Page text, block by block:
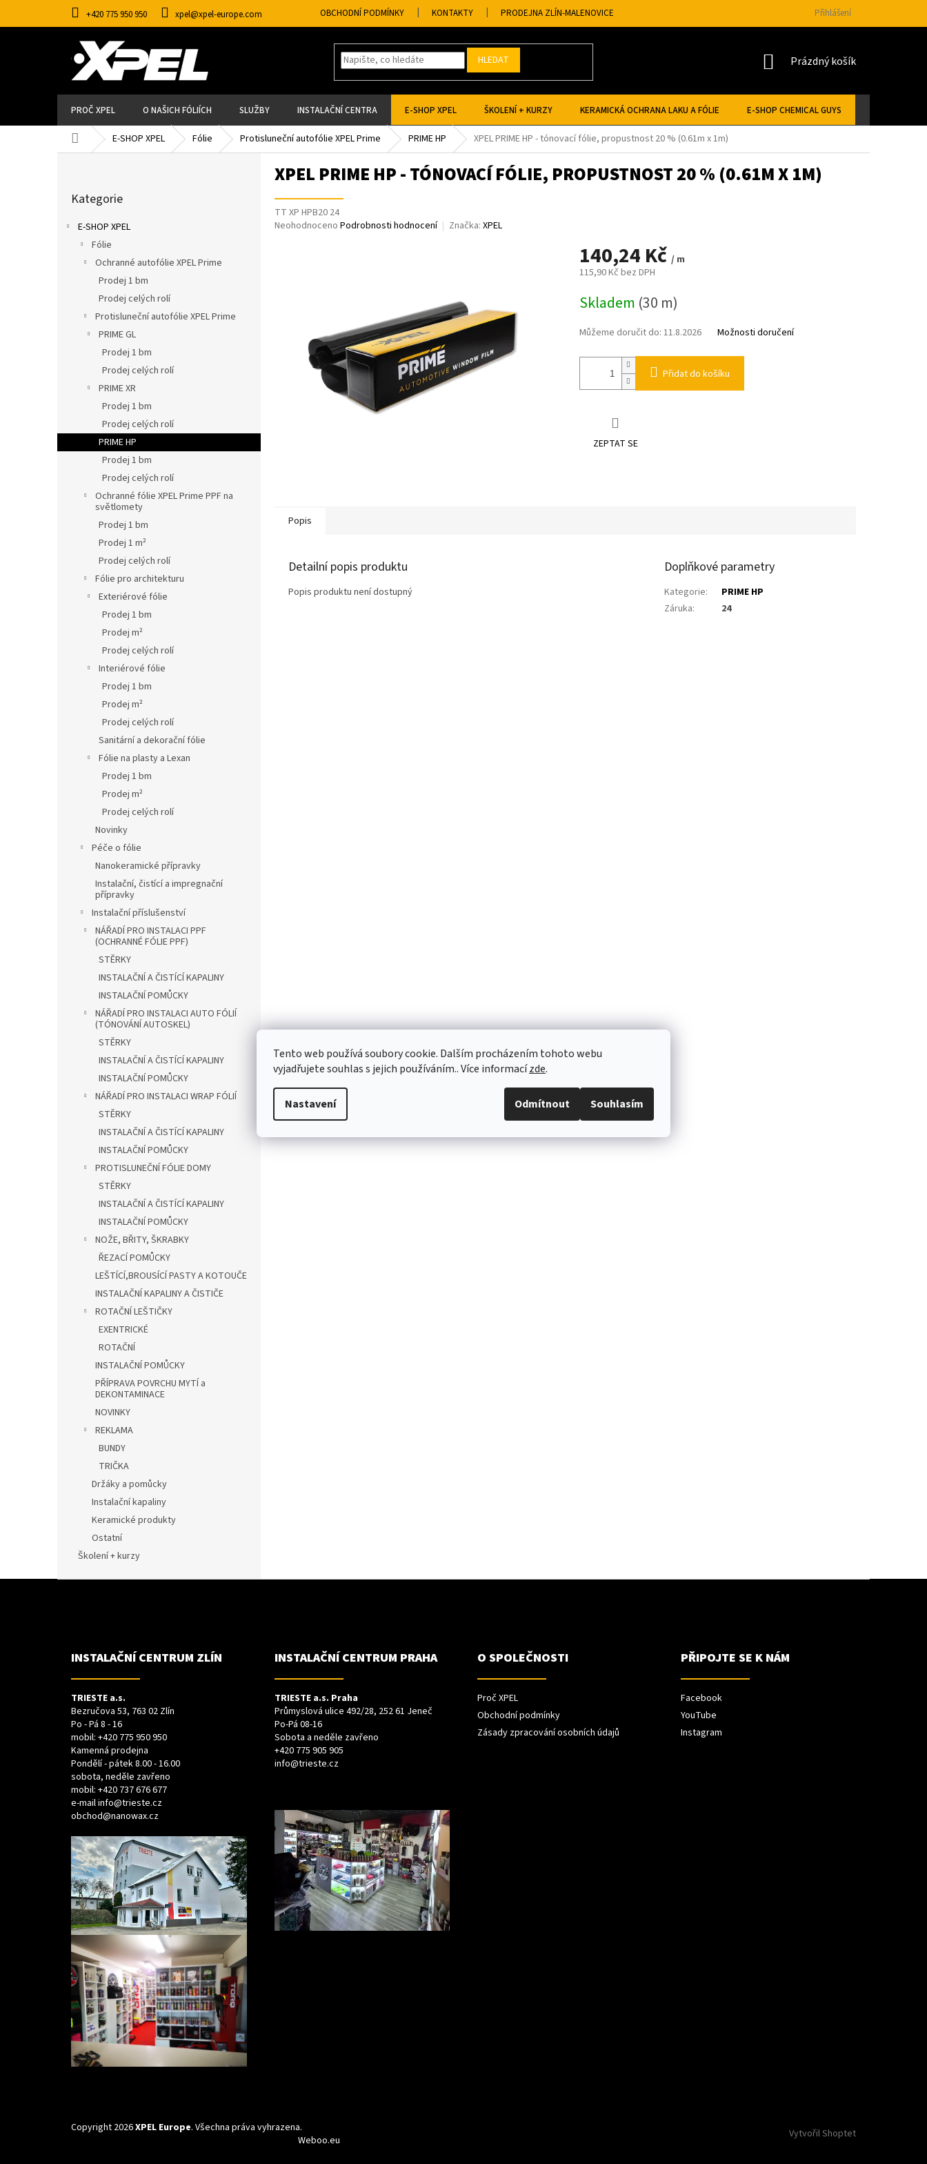
Tento web používá soubory cookie. Dalším procházením tohoto webu
vyjadřujete souhlas s jejich používáním.. Více informacízde.
Nastavení Odmítnout Souhlasím
+420 775 950 950 xpel@xpel-europe.com OBCHODNÍ PODMÍNKY KONTAKTY PRODEJNA ZLÍN-MALENOVICE Přihlášení
HLEDAT
NÁKUPNÍ
Prázdný košík
PROČ XPEL O NAŠICH FÓLIÍCH SLUŽBY INSTALAČNÍ CENTRA E-SHOP XPEL ŠKOLENÍ + KURZY KERAMICKÁ OCHRANA LAKU A FÓLIE E-SHOP CHEMICAL GUYS
Domů E-SHOP XPEL Fólie Protisluneční autofólie XPEL Prime PRIME HP XPEL PRIME HP - tónovací fólie, propustnost 20 % (0.61m x 1m)
P
kategorie
Kategorie
E-SHOP XPEL
Fólie
Ochranné autofólie XPEL Prime
Prodej 1 bm
Prodej celých rolí
Protisluneční autofólie XPEL Prime
PRIME GL
Prodej 1 bm
Prodej celých rolí
PRIME XR
Prodej 1 bm
Prodej celých rolí
PRIME HP
Prodej 1 bm
Prodej celých rolí
Ochranné fólie XPEL Prime PPF na
světlomety
Prodej 1 bm
Prodej 1 m²
Prodej celých rolí
Fólie pro architekturu
Exteriérové fólie
Prodej 1 bm
Prodej m²
Prodej celých rolí
Interiérové fólie
Prodej 1 bm
Prodej m²
Prodej celých rolí
Sanitární a dekorační fólie
Fólie na plasty a Lexan
Prodej 1 bm
Prodej m²
Prodej celých rolí
Novinky
Péče o fólie
Nanokeramické přípravky
Instalační, čistící a impregnační
přípravky
Instalační příslušenství
NÁŘADÍ PRO INSTALACI PPF
(OCHRANNÉ FÓLIE PPF)
STĚRKY
INSTALAČNÍ A ČISTÍCÍ KAPALINY
INSTALAČNÍ POMŮCKY
NÁŘADÍ PRO INSTALACI AUTO FÓLIÍ
(TÓNOVÁNÍ AUTOSKEL)
STĚRKY
INSTALAČNÍ A ČISTÍCÍ KAPALINY
INSTALAČNÍ POMŮCKY
NÁŘADÍ PRO INSTALACI WRAP FÓLIÍ
STĚRKY
INSTALAČNÍ A ČISTÍCÍ KAPALINY
INSTALAČNÍ POMŮCKY
PROTISLUNEČNÍ FÓLIE DOMY
STĚRKY
INSTALAČNÍ A ČISTÍCÍ KAPALINY
INSTALAČNÍ POMŮCKY
NOŽE, BŘITY, ŠKRABKY
ŘEZACÍ POMŮCKY
LEŠTÍCÍ,BROUSÍCÍ PASTY A KOTOUČE
INSTALAČNÍ KAPALINY A ČISTIČE
ROTAČNÍ LEŠTIČKY
EXENTRICKÉ
ROTAČNÍ
INSTALAČNÍ POMŮCKY
PŘÍPRAVA POVRCHU MYTÍ a
DEKONTAMINACE
NOVINKY
REKLAMA
BUNDY
TRIČKA
Držáky a pomůcky
Instalační kapaliny
Keramické produkty
Ostatní
Školení + kurzy
XPEL PRIME HP - TÓNOVACÍ FÓLIE, PROPUSTNOST 20 % (0.61M X 1M)
TT XP HPB20 24
Průměrné
Neohodnoceno Podrobnosti hodnocení Značka: XPEL
140,24 Kč / m
115,90 Kč bez DPH
cena:
Skladem (30 m)
Můžeme doručit do: 11.8.2026 Možnosti doručení
Přidat do košíku
ZEPTAT SE
Popis
Detailní popis produktu
Popis produktu není dostupný
Doplňkové parametry
Kategorie:
PRIME HP
Záruka: 24
Z
INSTALAČNÍ CENTRUM ZLÍN
TRIESTE a.s.
Bezručova 53, 763 02 Zlín
Po - Pá 8 - 16
mobil: +420 775 950 950
Kamenná prodejna
Pondělí - pátek 8.00 - 16.00
sobota, neděle zavřeno
mobil: +420 737 676 677
e-mailinfo@trieste.cz
obchod@nanowax.cz
INSTALAČNÍ CENTRUM PRAHA
TRIESTE a.s. Praha
Průmyslová ulice 492/28, 252 61 Jeneč
Po-Pá 08-16
Sobota a neděle zavřeno
+420 775 905 905
info@trieste.cz
O SPOLEČNOSTI
Proč XPEL
Obchodní podmínky
Zásady zpracování osobních údajů
PŘIPOJTE SE K NÁM
Facebook
YouTube
Instagram
Vytvořil Shoptet
Copyright 2026XPEL Europe. Všechna práva vyhrazena.
Weboo.eu